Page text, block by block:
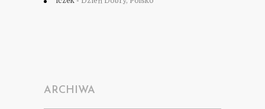
ARCHIWA